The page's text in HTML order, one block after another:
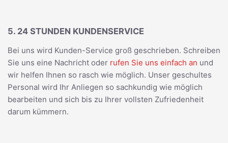
5. 24 STUNDEN KUNDENSERVICE
Bei uns wird Kunden-Service groß geschrieben. Schreiben
Sie uns eine Nachricht oder rufen Sie uns einfach an und
wir helfen Ihnen so rasch wie möglich. Unser geschultes
Personal wird Ihr Anliegen so sachkundig wie möglich
bearbeiten und sich bis zu Ihrer vollsten Zufriedenheit
darum kümmern.